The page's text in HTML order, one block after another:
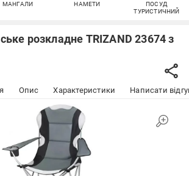
МАНГАЛИ НАМЕТИ
ПОСУД
ТУРИСТИЧНИЙ
розкладне TRIZAND 23674 з
Опис Характеристики Написати